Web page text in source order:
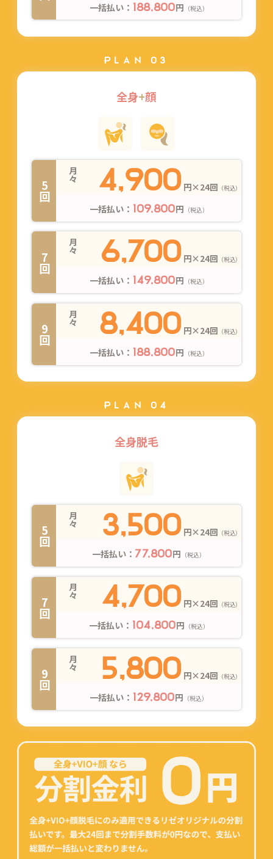
一括払い： 188,800円 （税込）
PLAN 03
全身+顔
5回
月々 4,900 円×24回 （税込）
一括払い： 109,800円 （税込）
7回
月々 6,700 円×24回 （税込）
一括払い： 149,800円 （税込）
9回
月々 8,400 円×24回 （税込）
一括払い： 188,800円 （税込）
PLAN 04
全身脱毛
5回
月々 3,500 円×24回 （税込）
一括払い： 77,800円 （税込）
7回
月々 4,700 円×24回 （税込）
一括払い： 104,800円 （税込）
9回
月々 5,800 円×24回 （税込）
一括払い： 129,800円 （税込）